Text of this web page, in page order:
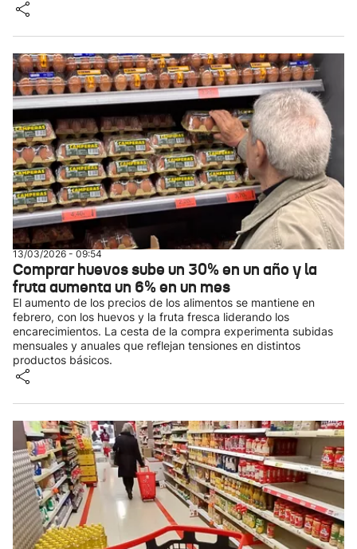
13/03/2026 - 09:54
Comprar huevos sube un 30% en un año y la
fruta aumenta un 6% en un mes
El aumento de los precios de los alimentos se mantiene en
febrero, con los huevos y la fruta fresca liderando los
encarecimientos. La cesta de la compra experimenta subidas
mensuales y anuales que reflejan tensiones en distintos
productos básicos.